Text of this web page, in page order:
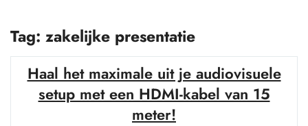
Tag: zakelijke presentatie
Haal het maximale uit je audiovisuele
setup met een HDMI-kabel van 15
meter!